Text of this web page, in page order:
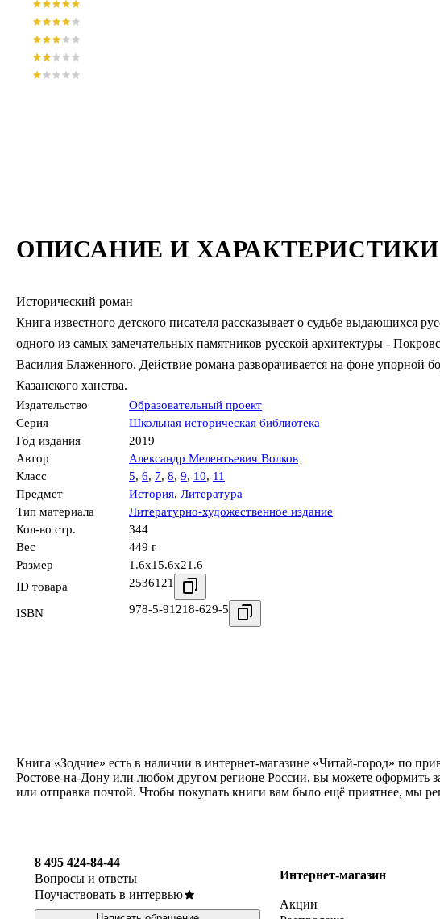
ОПИСАНИЕ И ХАРАКТЕРИСТИКИ
Исторический роман
Книга известного детского писателя рассказывает о судьбе выдающихся
одного из самых замечательных памятников русской архитектуры -
Василия Блаженного. Действие романа разворачивается на фоне упорной
Казанского ханства.
Издательство
Образовательный проект
Серия
Школьная историческая библиотека
Год издания
2019
Автор
Александр Мелентьевич Волков
Класс
5, 6, 7, 8, 9, 10, 11
Предмет
История, Литература
Тип материала
Литературно-художественное издание
Кол-во стр.
344
Вес
449 г
Размер
1.6x15.6x21.6
ID товара
2536121
ISBN 978-5-91218-629-5
Книга «Зодчие» есть в наличии в интернет-магазине «Читай-город» по
Ростове-на-Дону или любом другом регионе России, вы можете оформить
или отправка почтой. Чтобы покупать книги вам было ещё приятнее, мы
8 495 424-84-44
Вопросы и ответы
Поучаствовать в интервью
Интернет-магазин
Акции